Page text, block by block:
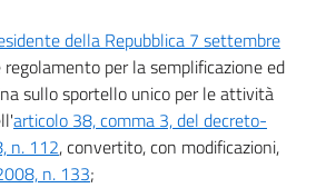
della Repubblica 7 settembre
per la semplificazione ed
sullo sportello unico per le attività
articolo 38, comma 3, del decreto-
n. 112, convertito, con modificazioni,
n. 133;